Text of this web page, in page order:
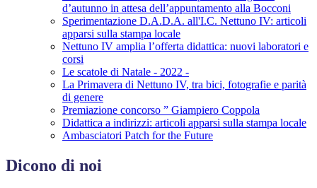
d’autunno in attesa dell’appuntamento alla Bocconi
Sperimentazione D.A.D.A. all'I.C. Nettuno IV: articoli
apparsi sulla stampa locale
Nettuno IV amplia l’offerta didattica: nuovi laboratori e
corsi
Le scatole di Natale - 2022 -
La Primavera di Nettuno IV, tra bici, fotografie e parità
di genere
Premiazione concorso ” Giampiero Coppola
Didattica a indirizzi: articoli apparsi sulla stampa locale
Ambasciatori Patch for the Future
Dicono di noi